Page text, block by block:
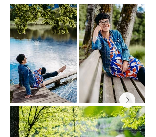
Freude Röcke und Kleider, steht zu ihrem
grauen Haar und zeigt sich so, wie sie sich
wirklich wohlfühlt. Nicht, um jemandem zu
gefallen. Sondern weil es sich nach ihr
anfühlt.
Vielleicht ist genau das ihre größte Stärke:
Sie muss niemand anderes mehr sein. Sie
ist angekommen. Sie ist BE-YOU-TIFUL!
Sie ist angekommen – in ihrer
unter den Füßen, unaufgeregt, tragend,
ohne Fragen. Sie erinnert mich daran, dass
Stabilität nichts Lautes ist. Dass alles, was
wächst, Zeit braucht und trotzdem nicht
eilt. In ihrer Ruhe verliert mein eigenes
inneres Getriebensein ein Stück seiner
Schärfe. Dann ist da das Wasser — in Seen,
in feuchtem Moos, manchmal auch nur in
der Luft, die nach Regen riecht. Wasser
wirkt auf mich wie eine Art ehrliche
Bewegung. Es hält nichts fest, und genau